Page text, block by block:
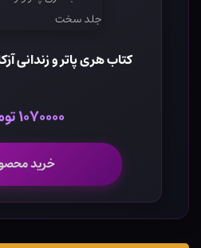
کتاب هری پاتر و زندانی
۱۰۷۰۰۰۰ تومان
خرید